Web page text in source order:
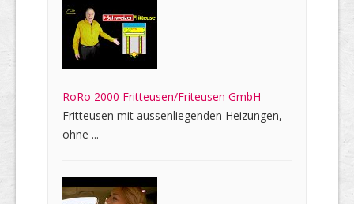
RoRo 2000 Fritteusen/Friteusen GmbH
Fritteusen mit aussenliegenden Heizungen,
ohne ...